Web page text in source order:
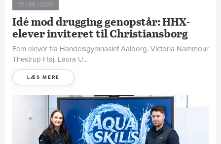
02 / 06 / 2026
Idé mod drugging genopstår: HHX-
elever inviteret til Christiansborg
Fem elever fra Handelsgymnasiet Aalborg, Victoria Nammour
Thestrup Høj, Laura U...
LÆS MERE